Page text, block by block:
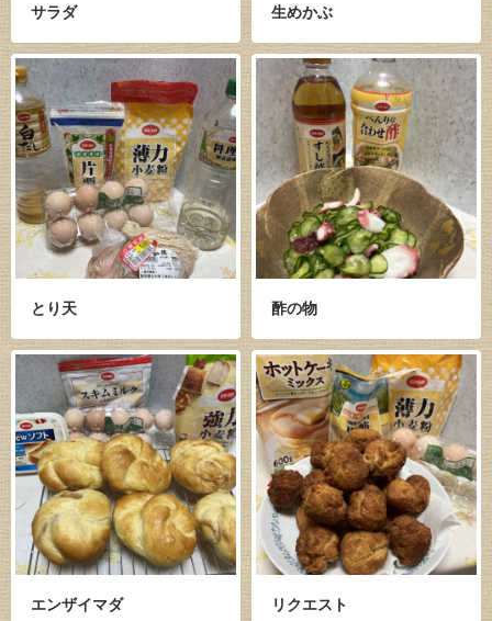
サラダ 生めかぶ
とり天 酢の物
エンザイマダ リクエスト